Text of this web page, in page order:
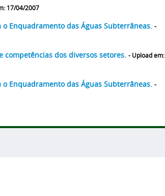
17/04/2007
Enquadramento das Águas Subterrâneas. -
competências dos diversos setores. - Upload em:
Enquadramento das Águas Subterrâneas. -